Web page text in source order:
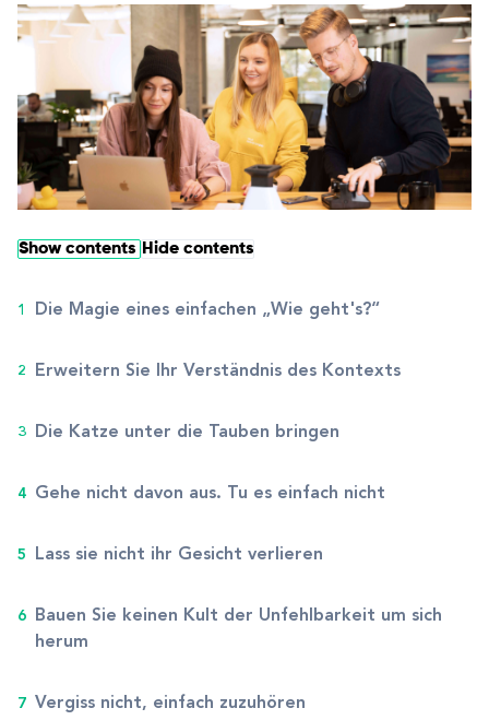
Show contents Hide contents
Die Magie eines einfachen „Wie geht's?“
Erweitern Sie Ihr Verständnis des Kontexts
Die Katze unter die Tauben bringen
Gehe nicht davon aus. Tu es einfach nicht
Lass sie nicht ihr Gesicht verlieren
Bauen Sie keinen Kult der Unfehlbarkeit um sich
herum
Vergiss nicht, einfach zuzuhören